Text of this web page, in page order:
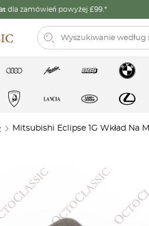
dla zamówień powyżej £99.*
Mitsubishi Eclipse 1G Wkład Na